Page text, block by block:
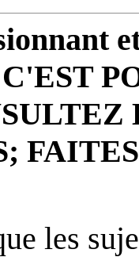
C'EST
les